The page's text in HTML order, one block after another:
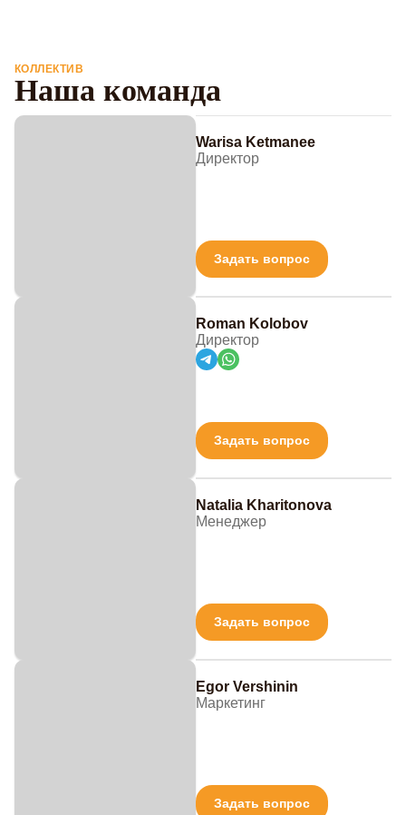
КОЛЛЕКТИВ
Наша команда
Warisa Ketmanee
Директор
Задать вопрос
Roman Kolobov
Директор
Задать вопрос
Natalia Kharitonova
Менеджер
Задать вопрос
Egor Vershinin
Маркетинг
Задать вопрос